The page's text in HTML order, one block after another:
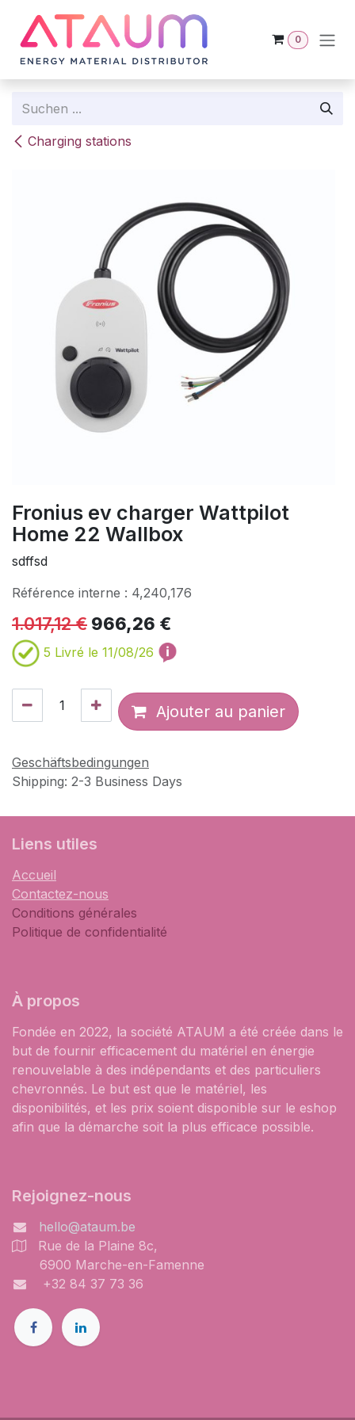
0
Charging stations
Fronius ev charger Wattpilot
Home 22 Wallbox
sdffsd
Référence interne : 4,240,176
1.017,12€ 966,26 €
5 Livré le 11/08/26
Ajouter au panier
Geschäftsbedingungen
Shipping: 2-3 Business Days
Liens utiles
Accueil
Contactez-nous
Conditions générales
Politique de confidentialité
À propos
Fondée en 2022, la société ATAUM a été créée dans le
but de fournir efficacement du matériel en énergie
renouvelable à des indépendants et des particuliers
chevronnés. Le but est que le matériel, les
disponibilités, et les prix soient disponible sur le eshop
afin que la démarche soit la plus efficace possible.
Rejoignez-nous
hello@ataum.be
Rue de la Plaine 8c,
6900 Marche-en-Famenne
+32 84 37 73 36